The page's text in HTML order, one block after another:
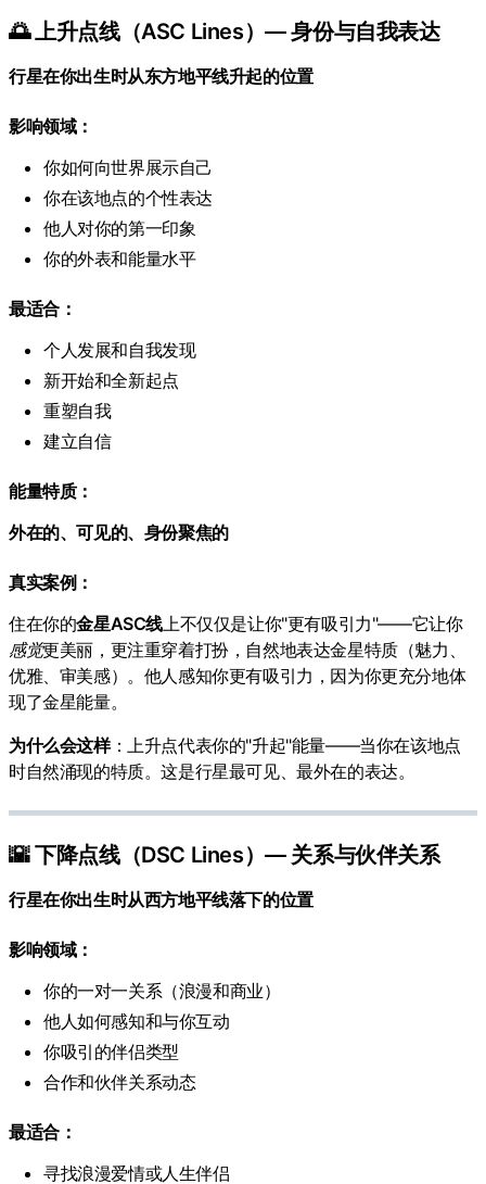
🌅 上升点线（ASC Lines）— 身份与自我表达
行星在你出生时从东方地平线升起的位置
影响领域：
你如何向世界展示自己
你在该地点的个性表达
他人对你的第一印象
你的外表和能量水平
最适合：
个人发展和自我发现
新开始和全新起点
重塑自我
建立自信
能量特质：
外在的、可见的、身份聚焦的
真实案例：
住在你的金星ASC线 上不仅仅是让你"更有吸引力"——它让你
感觉更美丽，更注重穿着打扮，自然地表达金星特质（魅力、
优雅、审美感）。他人感知你更有吸引力，因为你更充分地体
现了金星能量。
为什么会这样：上升点代表你的"升起"能量——当你在该地点
时自然涌现的特质。这是行星最可见、最外在的表达。
🌇 下降点线（DSC Lines）— 关系与伙伴关系
行星在你出生时从西方地平线落下的位置
影响领域：
你的一对一关系（浪漫和商业）
他人如何感知和与你互动
你吸引的伴侣类型
合作和伙伴关系动态
最适合：
寻找浪漫爱情或人生伴侣